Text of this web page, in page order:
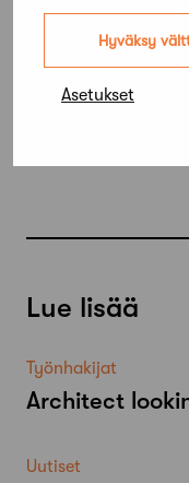
Hyväksy
Asetukset
Lue lisää
Työnhakijat
Architect
Uutiset